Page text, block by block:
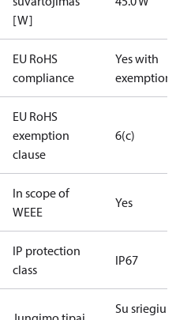
[W]
EU RoHS
compliance
Yes with
exemptions
EU RoHS
exemption
clause
6(c)
In scope of
WEEE
Yes
IP protection
class
IP67
Su sriegiu